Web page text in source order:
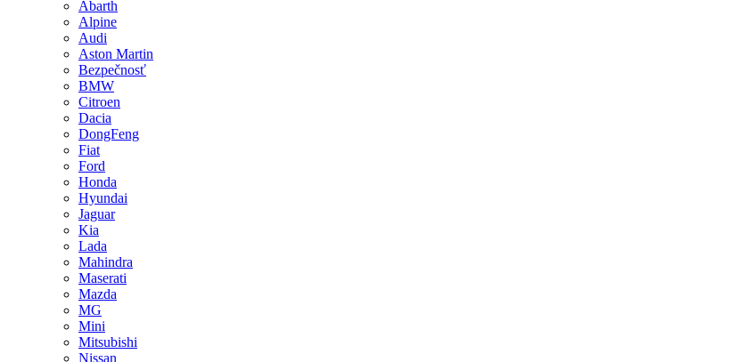
Abarth
Alpine
Audi
Aston Martin
Bezpečnosť
BMW
Citroen
Dacia
DongFeng
Fiat
Ford
Honda
Hyundai
Jaguar
Kia
Lada
Mahindra
Maserati
Mazda
MG
Mini
Mitsubishi
Nissan